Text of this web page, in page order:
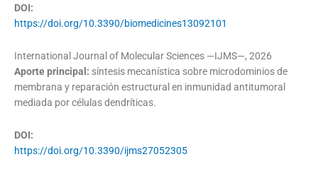
DOI:
https://doi.org/10.3390/biomedicines13092101
International Journal of Molecular Sciences —IJMS—, 2026
Aporte principal: síntesis mecanística sobre microdominios de
membrana y reparación estructural en inmunidad antitumoral
mediada por células dendríticas.
DOI:
https://doi.org/10.3390/ijms27052305